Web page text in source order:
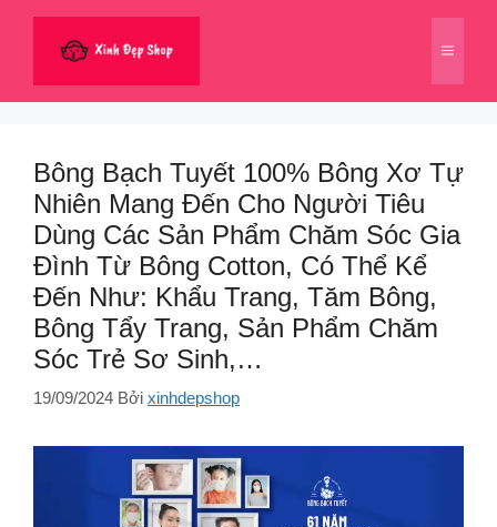
dung
Menu
Bông Bạch Tuyết 100% Bông Xơ Tự
Nhiên Mang Đến Cho Người Tiêu
Dùng Các Sản Phẩm Chăm Sóc Gia
Đình Từ Bông Cotton, Có Thể Kể
Đến Như: Khẩu Trang, Tăm Bông,
Bông Tẩy Trang, Sản Phẩm Chăm
Sóc Trẻ Sơ Sinh,…
19/09/2024 Bởi xinhdepshop